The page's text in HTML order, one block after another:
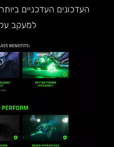
העדכונים העדכניים
למעקב